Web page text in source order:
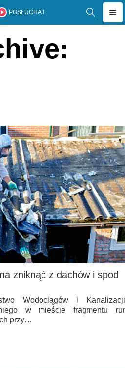
POSŁUCHAJ
zniknąć z dachów i spod
Wodociągów i Kanalizacji
w mieście fragmentu rur
przy…